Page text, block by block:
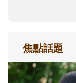
焦點話題